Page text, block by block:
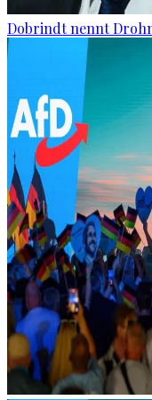
Dobrindt nennt